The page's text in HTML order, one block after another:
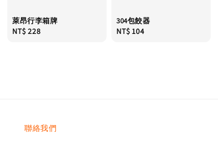
萊昂行李箱牌
Regular
NT$ 228
304包餃器
Regular
NT$ 104
聯絡我們